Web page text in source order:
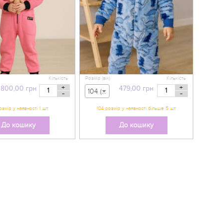
800,00 грн
Кількість
+
-
До кошику
479,00 грн
Розмір (вік)
104 (вік 3-4 р) - 479,00 грн
Кількість
+
-
До кошику